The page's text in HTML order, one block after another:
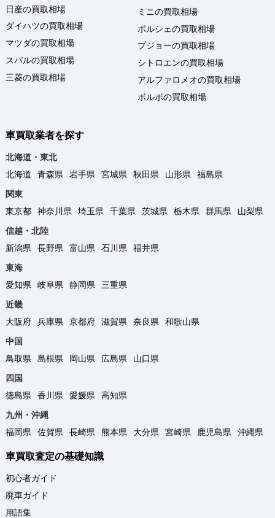
日産の買取相場
ダイハツの買取相場
マツダの買取相場
スバルの買取相場
三菱の買取相場
ミニの買取相場
ポルシェの買取相場
プジョーの買取相場
シトロエンの買取相場
アルファロメオの買取相場
ボルボの買取相場
車買取業者を探す
北海道・東北
北海道
青森県 岩手県 宮城県 秋田県 山形県
福島県
関東
東京都
神奈川県 埼玉県 千葉県 茨城県 栃木県 群馬県
山梨県
信越・北陸
新潟県
長野県 富山県 石川県
福井県
東海
愛知県
岐阜県 静岡県
三重県
近畿
大阪府
兵庫県 京都府 滋賀県 奈良県
和歌山県
中国
鳥取県
島根県 岡山県 広島県
山口県
四国
徳島県
香川県 愛媛県
高知県
九州・沖縄
福岡県
佐賀県 長崎県 熊本県 大分県 宮崎県 鹿児島県 沖縄県
車買取査定の基礎知識
初心者ガイド
廃車ガイド
用語集